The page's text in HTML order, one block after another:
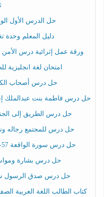
حل الدرس الأول
دليل المعلم وحدة
ورقة عمل إثرائية درس الأمن
امتحان لغة انجليزية
حل درس أصحاب
حل درس فاطمة بنت عبدالملك
حل درس الطريق إلى
حل درس للمجتمع رجاله
حل درس سورة الواقعة 57-74 تربية اسلامية الصف التاسع
حل درس بشارة
حل درس صدق الرسول سورة يس 1-12
كتاب الطالب اللغة العربية الصف